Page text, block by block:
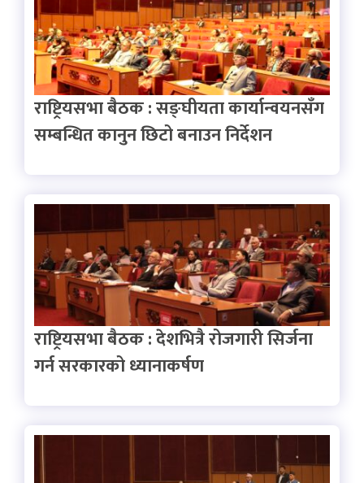
राष्ट्रियसभा बैठक : सङ्घीयता कार्यान्वयनसँग
सम्बन्धित कानुन छिटो बनाउन निर्देशन
राष्ट्रियसभा बैठक : देशभित्रै रोजगारी सिर्जना
गर्न सरकारको ध्यानाकर्षण